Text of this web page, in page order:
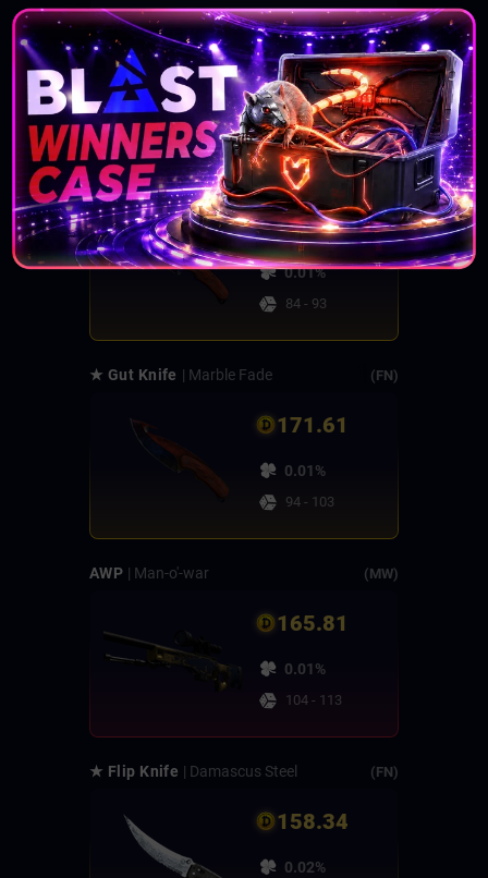
219.22
0.01%
74 - 83
★ Gut Knife | Doppler
188.32
0.01%
84 - 93
★ Gut Knife | Marble Fade (FN)
171.61
0.01%
94 - 103
AWP | Man-o'-war (MW)
165.81
0.01%
104 - 113
★ Flip Knife | Damascus Steel (FN)
158.34
0.02%